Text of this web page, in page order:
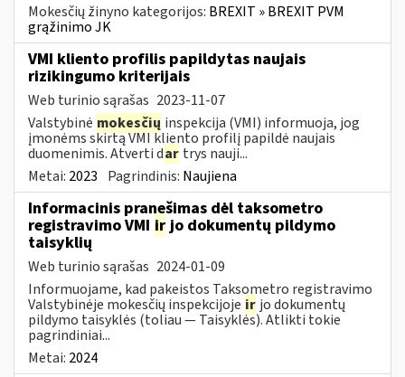
Mokesčių žinyno kategorijos: BREXIT » BREXIT PVM
grąžinimo JK
VMI kliento profilis papildytas naujais
rizikingumo kriterijais
Web turinio sąrašas 2023-11-07
Valstybinė mokesčių inspekcija (VMI) informuoja, jog
įmonėms skirtą VMI kliento profilį papildė naujais
duomenimis. Atverti dar trys nauji...
Metai: 2023 Pagrindinis: Naujiena
Informacinis pranešimas dėl taksometro
registravimo VMI irjo dokumentų pildymo
taisyklių
Web turinio sąrašas 2024-01-09
Informuojame, kad pakeistos Taksometro registravimo
Valstybinėje mokesčių inspekcijoje ir jo dokumentų
pildymo taisyklės (toliau — Taisyklės). Atlikti tokie
pagrindiniai...
Metai: 2024